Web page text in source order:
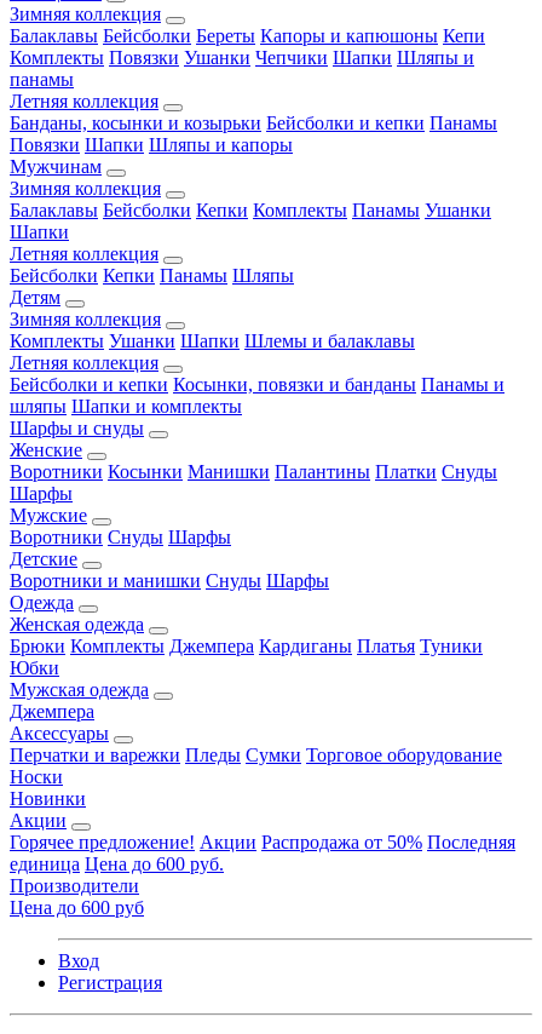
Зимняя коллекция
Балаклавы Бейсболки Береты Капоры и капюшоны Кепи
Комплекты Повязки Ушанки Чепчики Шапки Шляпы и
панамы
Летняя коллекция
Банданы, косынки и козырьки Бейсболки и кепки Панамы
Повязки Шапки Шляпы и капоры
Мужчинам
Зимняя коллекция
Балаклавы Бейсболки Кепки Комплекты Панамы Ушанки
Шапки
Летняя коллекция
Бейсболки Кепки Панамы Шляпы
Детям
Зимняя коллекция
Комплекты Ушанки Шапки Шлемы и балаклавы
Летняя коллекция
Бейсболки и кепки Косынки, повязки и банданы Панамы и
шляпы Шапки и комплекты
Шарфы и снуды
Женские
Воротники Косынки Манишки Палантины Платки Снуды
Шарфы
Мужские
Воротники Снуды Шарфы
Детские
Воротники и манишки Снуды Шарфы
Одежда
Женская одежда
Брюки Комплекты Джемпера Кардиганы Платья Туники
Юбки
Мужская одежда
Джемпера
Аксессуары
Перчатки и варежки Пледы Сумки Торговое оборудование
Носки
Новинки
Акции
Горячее предложение! Акции Распродажа от 50% Последняя
единица Цена до 600 руб.
Производители
Цена до 600 руб
Вход
Регистрация